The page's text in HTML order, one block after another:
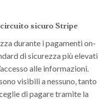
sicuro Stripe
durante i pagamenti on-
di sicurezza più elevati
alle informazioni.
visibili a nessuno, tanto
di pagare tramite la